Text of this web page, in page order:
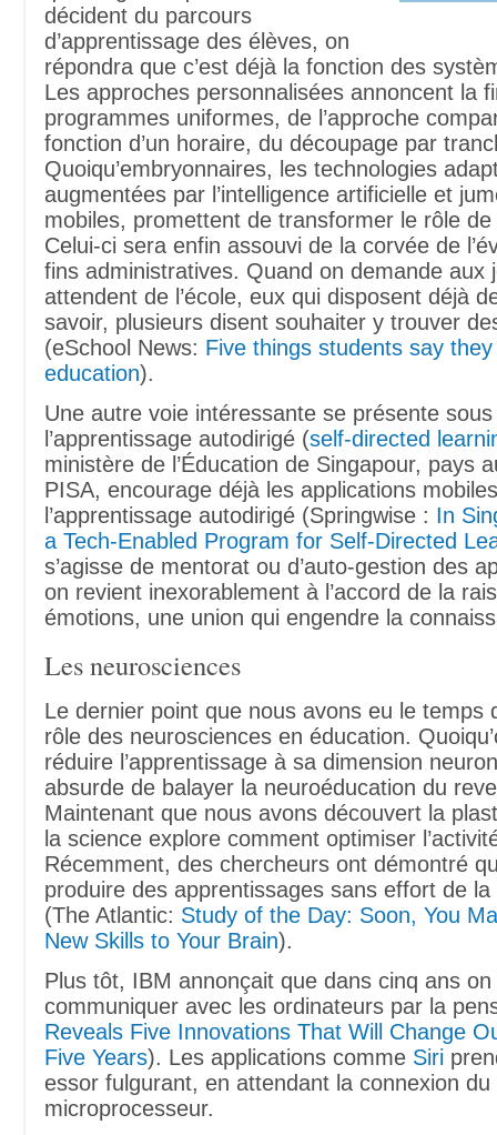
décident du parcours
d’apprentissage des élèves, on
répondra que c’est déjà la fonction des
Les approches personnalisées annoncent la
programmes uniformes, de l’approche
fonction d’un horaire, du découpage par
Quoiqu’embryonnaires, les technologies
augmentées par l’intelligence artificielle et
mobiles, promettent de transformer le rôle de
Celui-ci sera enfin assouvi de la corvée de
fins administratives. Quand on demande aux
attendent de l’école, eux qui disposent déjà
savoir, plusieurs disent souhaiter y trouver
(eSchool News: Five things students say
education).
Une autre voie intéressante se présente
l’apprentissage autodirigé (self-directed
ministère de l’Éducation de Singapour, pays
PISA, encourage déjà les applications
l’apprentissage autodirigé (Springwise : In
a Tech-Enabled Program for Self-Directed
s’agisse de mentorat ou d’auto-gestion des
on revient inexorablement à l’accord de la
émotions, une union qui engendre la
Les neurosciences
Le dernier point que nous avons eu le temps
rôle des neurosciences en éducation.
réduire l’apprentissage à sa dimension
absurde de balayer la neuroéducation du
Maintenant que nous avons découvert la
la science explore comment optimiser
Récemment, des chercheurs ont démontré
produire des apprentissages sans effort de
(The Atlantic: Study of the Day: Soon, You
New Skills to Your Brain).
Plus tôt, IBM annonçait que dans cinq ans
communiquer avec les ordinateurs par la
Reveals Five Innovations That Will Change
Five Years). Les applications comme Siri
essor fulgurant, en attendant la connexion
microprocesseur.